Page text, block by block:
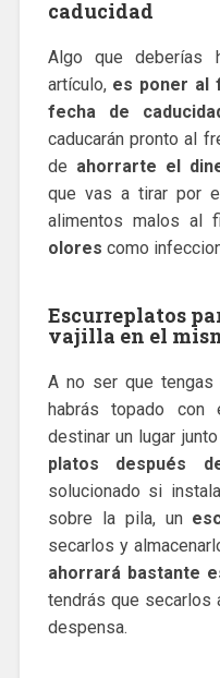
caducidad
Algo que deberías
artículo, es poner al
fecha de
caducarán pronto al
de ahorrarte el
que vas a tirar por
alimentos malos al
olores como
Escurreplatos
vajilla en el
A no ser que tengas
habrás topado con
destinar un lugar
platos después
solucionado si
sobre la pila, un
secarlos y
ahorrará bastante
tendrás que secarlos
despensa.